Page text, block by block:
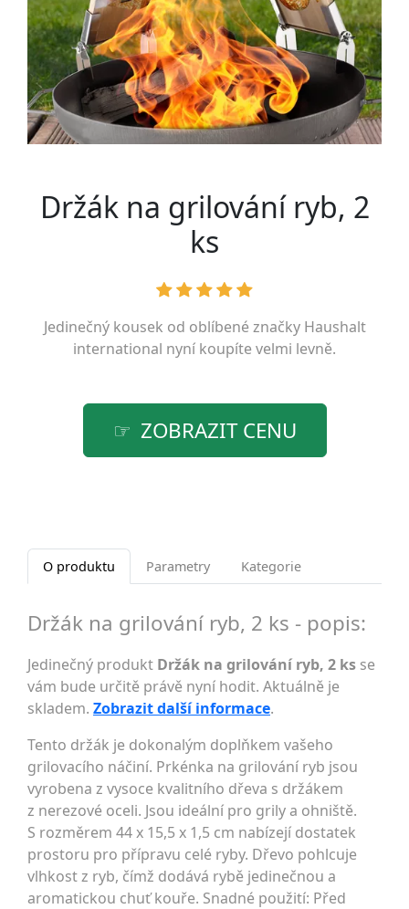
Držák na grilování ryb, 2
ks
Jedinečný kousek od oblíbené značky Haushalt
international nyní koupíte velmi levně.
ZOBRAZIT CENU
O produktu Parametry Kategorie
Držák na grilování ryb, 2 ks - popis:
Jedinečný produkt Držák na grilování ryb, 2 ks se
vám bude určitě právě nyní hodit. Aktuálně je
skladem. Zobrazit další informace.
Tento držák je dokonalým doplňkem vašeho
grilovacího náčiní. Prkénka na grilování ryb jsou
vyrobena z vysoce kvalitního dřeva s držákem
z nerezové oceli. Jsou ideální pro grily a ohniště.
S rozměrem 44 x 15,5 x 1,5 cm nabízejí dostatek
prostoru pro přípravu celé ryby. Dřevo pohlcuje
vlhkost z ryb, čímž dodává rybě jedinečnou a
aromatickou chuť kouře. Snadné použití: Před